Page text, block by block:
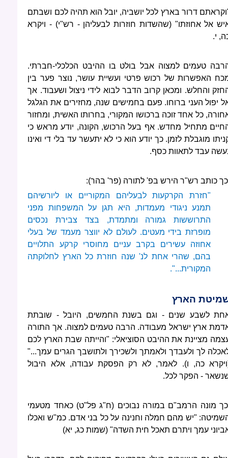
דרור בארץ לכל יושביה, יובל הוא תהיה לכם ושבתם
אל אחוזתו" (שהשדות חוזרות לבעליהן - רש"י) - ויקרא
י.
טעמים למצוה אבל בולט בו ההיבט הכלכלי-חברתי.
האפשרות של רכוש פרטי ועשיית עושר, נוצר פער בין
והחלש. ומכאן קרוב הדבר לבוא לידי ניצול ושעבוד. אך
יפול העני ברוחו. פעם בחמישים שנה, מחזירים את הגלגל
כל אחד זוכה ברכושו המקורי, בחרותו האשית, ומחזור
מתחיל מחדש. אף בעל הרכוש, הקונה, יודע מראש כי
מוגבלת לזמן. כך יודע הוא כי לא יתעשר עד בלי די ואינו
עבד לתאוות כסף.
כותב רש"ר הירש בפ' לתורה (פר' בהר):
"חזרת הקרקעות לבעליהם המקוריים או ליורשיהם
תמנע ניגודי מעמדות, היא תגן על המשפחות מפני
התרוששות גמורה ומתמדת, בצד צבירת נכסים
מופרזת בידי מעטים. לעולם לא יווצר מעמד של בעלי
אחוזה עשירים בקרב עניים מחוסרי קרקע התלויים
בהם, שהרי אחת לנ' שנה חוזרת כל הארץ לחלוקתה
המקורית...".
הארץ
לשבע שנים - וגם בשנת החמשים, היובל - שובתת
ארץ ישראל מעבודה. הרבה טעמים למצוה. אך התורה
מציינת את ההיבט הסוציאלי: "והייתה שבת הארץ לכם
לך ולעבדך ולאמתך ולשכירך ולתושבך הגרים עמך..."
כה, ו). לאמר, לא רק הפסקת עבודה, אלא היבול
- הפקר לכל.
מונה הרמב"ם במורה נבוכים (ח"ג פל"ט) כאחד מטעמי
"יש מהם חמלה וחנינה על כל בני אדם. כמ"ש ואכלו
עמך ויתרם תאכל חית השדה" (שמות כג, יא)